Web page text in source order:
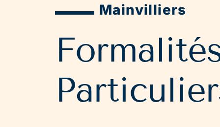
Mainvilliers